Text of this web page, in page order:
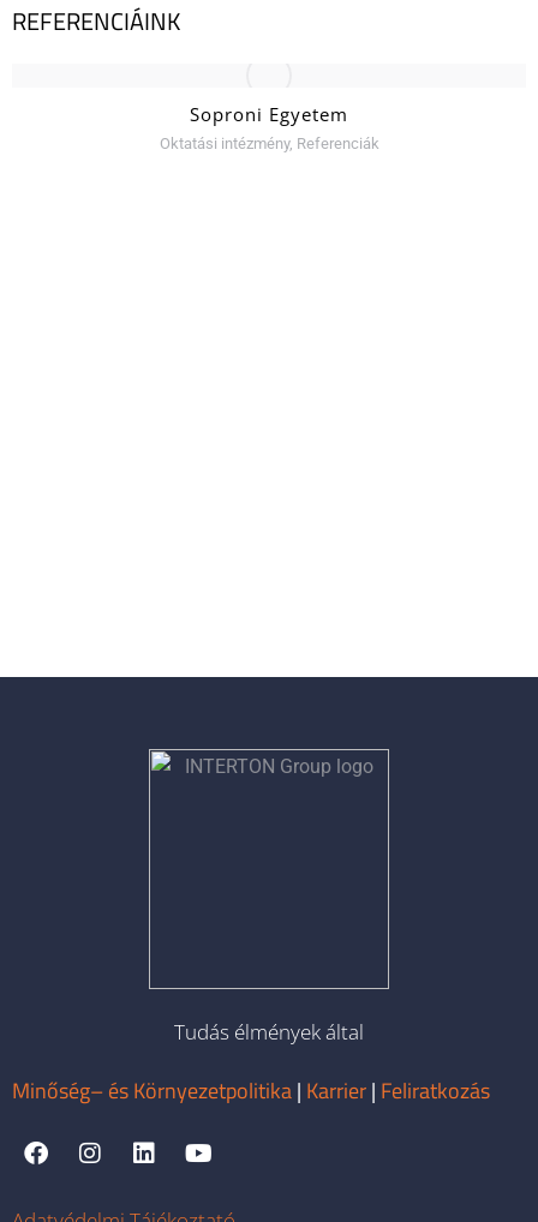
REFERENCIÁINK
Soproni Egyetem
Oktatási intézmény, Referenciák
Tudás élmények által
Minőség– és Környezetpolitika| Karrier| Feliratkozás